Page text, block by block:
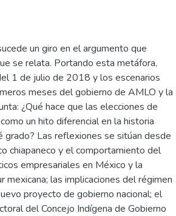
un giro en el argumento que
se relata. Portando esta metáfora,
1 de julio de 2018 y los escenarios
meses del gobierno de AMLO y la
¿Qué hace que las elecciones de
un hito diferencial en la historia
grado? Las reflexiones se sitúan desde
chiapaneco y el comportamiento del
empresariales en México y la
las implicaciones del régimen
proyecto de gobierno nacional; el
del Concejo Indígena de Gobierno